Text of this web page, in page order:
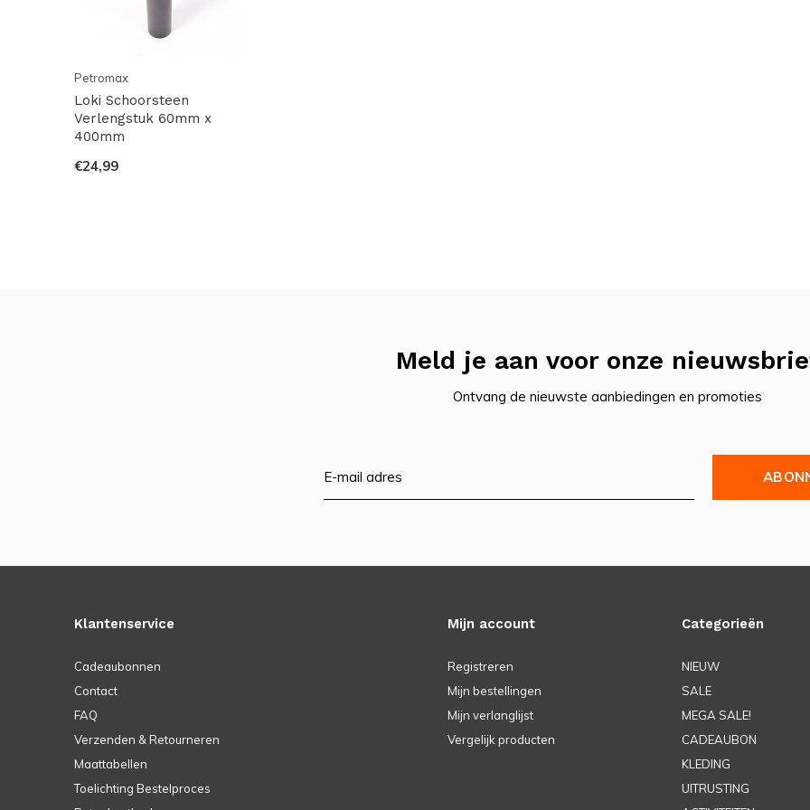
Petromax
Loki Schoorsteen
Verlengstuk 60mm x
400mm
€24,99
Meld je aan voor onze
Ontvang de nieuwste aanbiedingen en promoties
Klantenservice
Cadeaubonnen
Contact
FAQ
Verzenden & Retourneren
Maattabellen
Toelichting Bestelproces
Mijn account
Registreren
Mijn bestellingen
Mijn verlanglijst
Vergelijk producten
Categorieën
NIEUW
SALE
MEGA SALE!
CADEAUBON
KLEDING
UITRUSTING